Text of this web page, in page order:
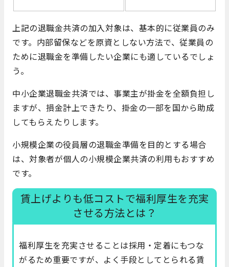
上記の退職金共済の加入対象は、基本的に従業員のみ
です。内部留保などを原資としない方法で、従業員の
ために退職金を準備したい企業にも適しているでしょ
う。
中小企業退職金共済では、事業主が掛金を全額負担し
ますが、損金計上できたり、掛金の一部を国から助成
してもらえたりします。
小規模企業の役員層の退職金準備を目的とする場合
は、対象者が個人の小規模企業共済の利用もおすすめ
です。
賃上げよりも低コストで福利厚生を充実
させる方法とは？
福利厚生を充実させることは採用・定着にもつな
がるため重要ですが、よく手段としてとられる賃